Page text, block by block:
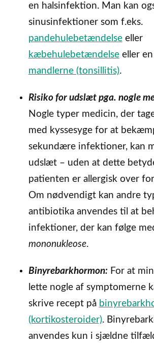
en halsinfektion. Man kan
sinusinfektioner som f.eks.
pandehulebetændelseeller
kæbehulebetændelseeller en
mandlerne (tonsillitis).
Risiko for udslæt pga. nogle
Nogle typer medicin, der
med kyssesyge for at
sekundære infektioner, kan
udslæt – uden at dette
patienten er allergisk over
Om nødvendigt kan andre
antibiotika anvendes til at
infektioner, der kan følge
mononukleose.
Binyrebarkhormon: For at
lette nogle af symptomerne
skrive recept på
(kortikosteroider).
anvendes kun i sjældne